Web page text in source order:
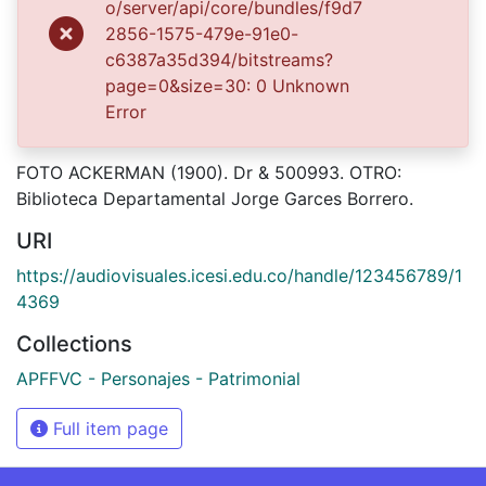
la tecnología que permite la consulta de las imágenes.
Click on the image to open the gallery.
FOTO ACKERMAN (1900). Dr & 500993. OTRO:
Biblioteca Departamental Jorge Garces Borrero.
URI
https://audiovisuales.icesi.edu.co/handle/123456789/1
4369
Collections
APFFVC - Personajes - Patrimonial
Full item page
o/server/api/core/bundles/f9d7
2856-1575-479e-91e0-
c6387a35d394/bitstreams?
page=0&size=30: 0 Unknown
Error